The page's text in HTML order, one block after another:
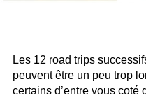
Les 12 road trips
peuvent être un peu trop
certains d’entre vous